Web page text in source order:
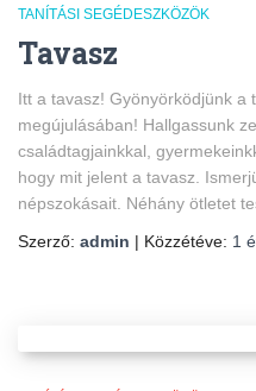
TANÍTÁSI SEGÉDESZKÖZÖK
Tavasz
Itt a tavasz! Gyönyörködjünk a
megújulásában! Hallgassunk
családtagjainkkal,
hogy mit jelent a tavasz.
népszokásait. Néhány ötletet
Szerző: admin | Közzétéve: 1